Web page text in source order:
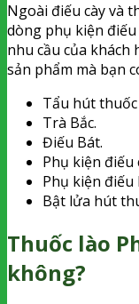
Ngoài điếu cày và
dòng phụ kiện điếu
nhu cầu của khách
sản phẩm mà bạn
Tẩu hút thuốc
Trà Bắc.
Điếu Bát.
Phụ kiện điếu
Phụ kiện điếu
Bật lửa hút
Thuốc lào
không?